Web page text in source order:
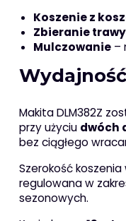
Koszenie z
Zbieranie trawy
Mulczowanie–
Makita DLM382Z
przy użyciu dwóch
bez ciągłego
Szerokość koszenia
regulowana w
sezonowych.